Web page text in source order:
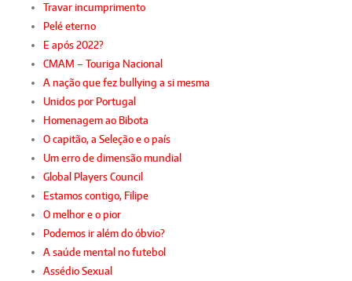
Travar incumprimento
Pelé eterno
E após 2022?
CMAM – Touriga Nacional
A nação que fez bullying a si mesma
Unidos por Portugal
Homenagem ao Bibota
O capitão, a Seleção e o país
Um erro de dimensão mundial
Global Players Council
Estamos contigo, Filipe
O melhor e o pior
Podemos ir além do óbvio?
A saúde mental no futebol
Assédio Sexual